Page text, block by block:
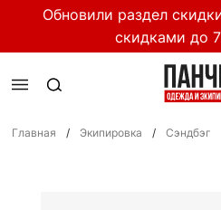
Обновили раздел
скидками до
Главная / Экипировка / Сэндбэг